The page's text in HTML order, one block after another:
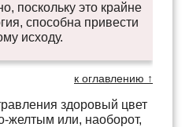
поскольку это крайне
способна привести
исходу.
к оглавлению ↑
здоровый цвет
желтым или, наоборот,